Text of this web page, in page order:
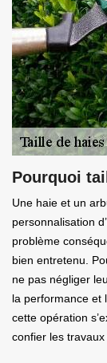
Pourquoi
Une haie et un
personnalisation
problème
bien entretenu.
ne pas négliger
la performance et
cette opération
confier les travaux